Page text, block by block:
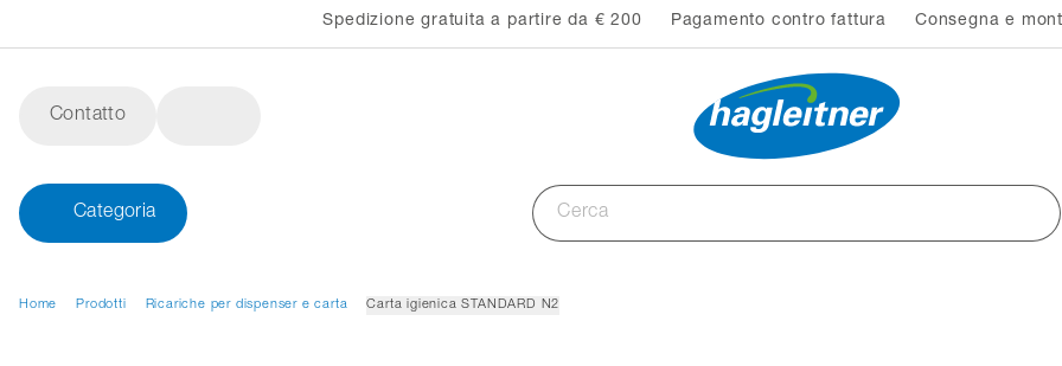
Spedizione gratuita a partire da € 200 Pagamento contro fattura Consegna e
Contatto
Categoria
Home Prodotti Ricariche per dispenser e carta Carta igienica STANDARD N2